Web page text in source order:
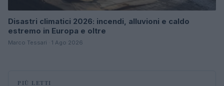
Disastri climatici 2026: incendi, alluvioni e caldo
estremo in Europa e oltre
Marco Tessari · 1 Ago 2026
PIÙ LETTI